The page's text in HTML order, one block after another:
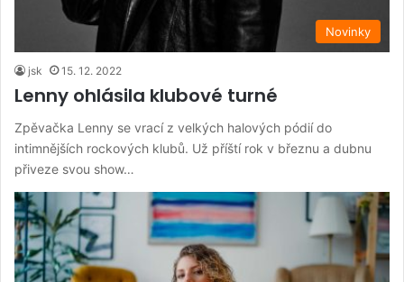
Novinky
jsk 15. 12. 2022
Lenny ohlásila klubové turné
Zpěvačka Lenny se vrací z velkých halových pódií do
intimnějších rockových klubů. Už příští rok v březnu a dubnu
přiveze svou show…